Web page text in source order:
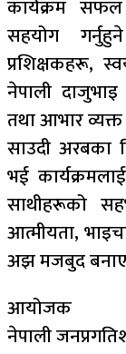
कार्यक्रम सफल
सहयोग
प्रशिक्षकहरू,
नेपाली दाजुभाइ
तथा आभार व्यक्त
साउदी अरबका
भई
साथीहरूको
आत्मीयता,
अझ मजबुद
आयोजक
नेपाली